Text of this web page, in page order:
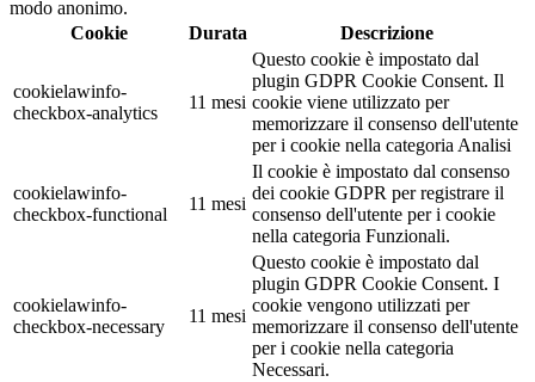
modo anonimo.
Cookie
Durata Descrizione
cookielawinfo-
checkbox-analytics
11 mesi
Questo cookie è impostato dal
plugin GDPR Cookie Consent. Il
cookie viene utilizzato per
memorizzare il consenso dell'utente
per i cookie nella categoria Analisi
cookielawinfo-
checkbox-functional
11 mesi
Il cookie è impostato dal consenso
dei cookie GDPR per registrare il
consenso dell'utente per i cookie
nella categoria Funzionali.
cookielawinfo-
checkbox-necessary
11 mesi
Questo cookie è impostato dal
plugin GDPR Cookie Consent. I
cookie vengono utilizzati per
memorizzare il consenso dell'utente
per i cookie nella categoria
Necessari.